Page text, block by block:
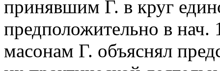
принявшим Г. в круг
предположительно в
масонам Г. объяснял